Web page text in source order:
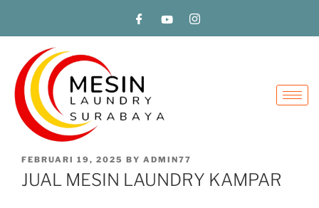
FEBRUARI 19, 2025 BY ADMIN77
JUAL MESIN LAUNDRY KAMPAR